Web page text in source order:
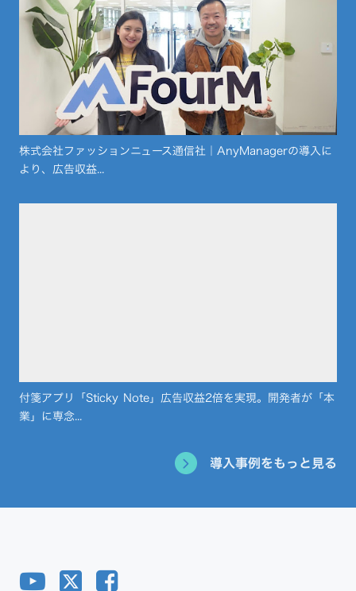
株式会社ファッションニュース通信社｜AnyManagerの導入に
より、広告収益...
付箋アプリ「Sticky Note」広告収益2倍を実現。開発者が「本
業」に専念...
導入事例をもっと見る